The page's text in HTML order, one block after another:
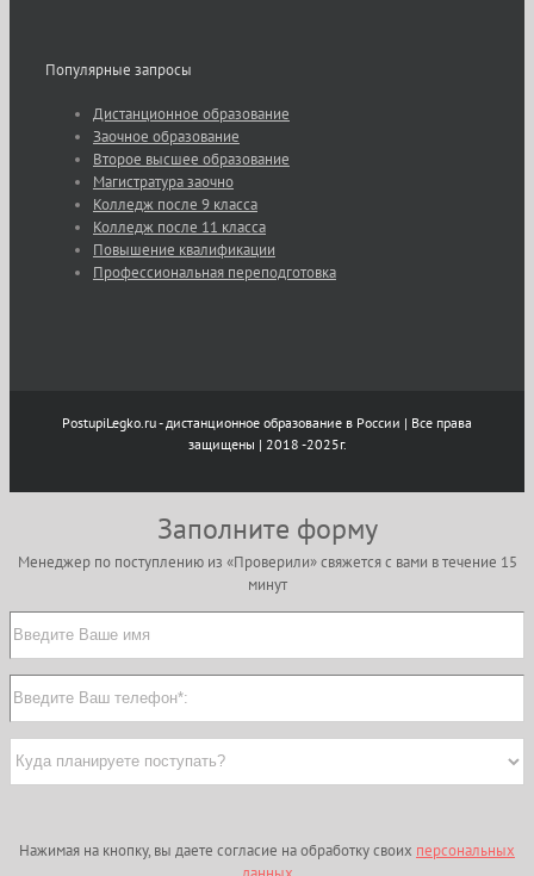
Популярные запросы
Дистанционное образование
Заочное образование
Второе высшее образование
Магистратура заочно
Колледж после 9 класса
Колледж после 11 класса
Повышение квалификации
Профессиональная переподготовка
PostupiLegko.ru - дистанционное образование в России | Все права
защищены | 2018 -2025г.
Заполните форму
Менеджер по поступлению из «Проверили» свяжется с вами в течение 15
минут
Нажимая на кнопку, вы даете согласие на обработку своих персональных